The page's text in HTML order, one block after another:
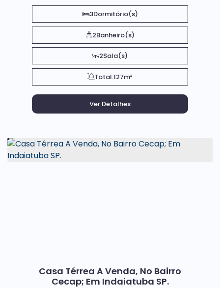
3Dormitório(s)
2Banheiro(s)
2Sala(s)
Total:127m²
Casa Térrea A Venda, No Bairro
Cecap; Em Indaiatuba SP.